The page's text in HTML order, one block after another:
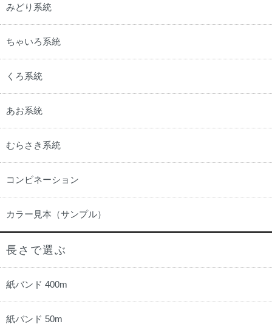
みどり系統
ちゃいろ系統
くろ系統
あお系統
むらさき系統
コンビネーション
カラー見本（サンプル）
長さで選ぶ
紙バンド 400m
紙バンド 50m